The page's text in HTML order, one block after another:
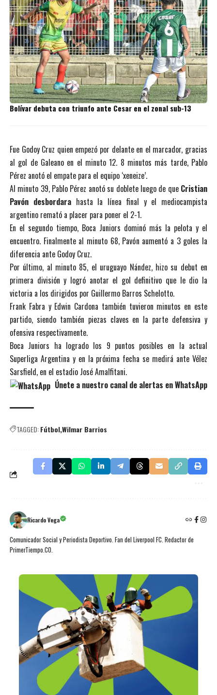
Bolívar debuta con triunfo ante Cesar en el zonal sub-13
Fue Godoy Cruz quien empezó por delante en el marcador, gracias
al gol de Galeano en el minuto 12. 8 minutos más tarde, Pablo
Pérez anotó el empate para el equipo ‘xeneize’.
Al minuto 39, Pablo Pérez anotó su doblete luego de que Cristian
Pavón desbordarahasta la línea final y el mediocampista
argentino remató a placer para poner el 2-1.
En el segundo tiempo, Boca Juniors dominó más la pelota y el
encuentro. Finalmente al minuto 68, Pavón aumentó a 3 goles la
diferencia ante Godoy Cruz.
Por último, al minuto 85, el uruguayo Nández, hizo su debut en
primera división y logró anotar el gol definitivo que le dio la
victoria a los dirigidos por Guillermo Barros Schelotto.
Frank Fabra y Edwin Cardona también tuvieron minutos en este
partido, siendo también piezas claves en la parte defensiva y
ofensiva respectivamente.
Boca Juniors ha logrado los 9 puntos posibles en la actual
Superliga Argentina y en la próxima fecha se medirá ante Vélez
Sarsfield, en el estadio José Amalfitani.
Únete a nuestro canal de alertas en WhatsApp
TAGGED:FútbolWilmar Barrios
Ricardo Vega
Comunicador Social y Periodista Deportivo. Fan del Liverpool FC. Redactor de
PrimerTiempo.CO.